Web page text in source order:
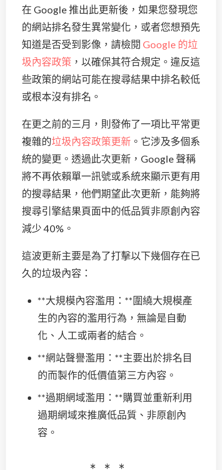
在 Google 推出此更新後，如果您發現您
的網站排名發生異常變化，或者您想預先
知道是否受到影像，請檢閱 Google 的垃
圾內容政策 ，以確保其符合規定。違反這
些政策的網站可能在搜尋結果中排名較低
或根本沒有排名。
在更之前的三月，則發佈了一項比平常更
複雜的垃圾內容政策更新 。它涉及多個系
統的變更。透過此次更新，Google 聲稱
將不再依賴單一訊號或系統來顯示更有用
的搜尋結果，他們期望此次更新，能夠將
搜尋引擎結果頁面中的低品質非原創內容
減少 40%。
這波更新主要是為了打擊以下幾個存在已
久的垃圾內容：
**大規模內容濫用：**圍繞大規模產
生的內容的濫用行為，無論是自動
化、人工或兩者的結合。
**網站聲譽濫用：**主要出於排名目
的而製作的低價值第三方內容。
**過期網域濫用：**購買並重新利用
過期網域來推廣低品質、非原創內
容。